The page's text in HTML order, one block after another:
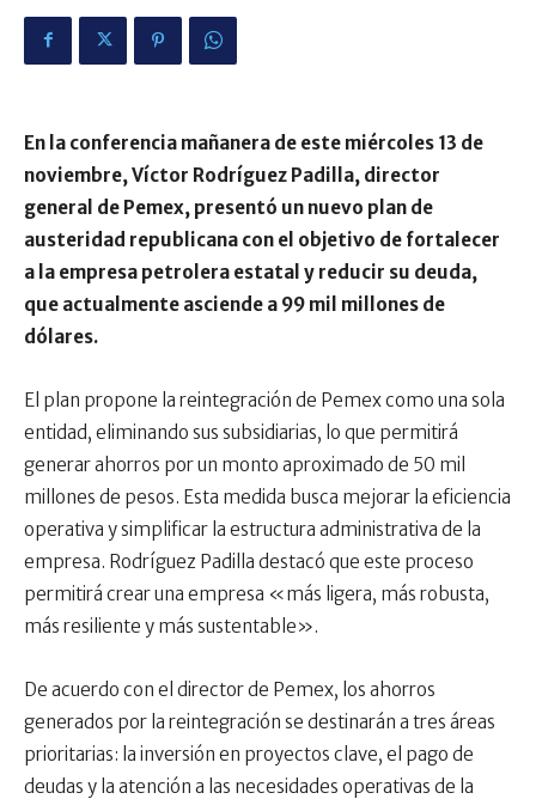
En la conferencia mañanera de este miércoles 13 de
noviembre, Víctor Rodríguez Padilla, director
general de Pemex, presentó un nuevo plan de
austeridad republicana con el objetivo de fortalecer
a la empresa petrolera estatal y reducir su deuda,
que actualmente asciende a 99 mil millones de
dólares.
El plan propone la reintegración de Pemex como una sola
entidad, eliminando sus subsidiarias, lo que permitirá
generar ahorros por un monto aproximado de 50 mil
millones de pesos. Esta medida busca mejorar la eficiencia
operativa y simplificar la estructura administrativa de la
empresa. Rodríguez Padilla destacó que este proceso
permitirá crear una empresa «más ligera, más robusta,
más resiliente y más sustentable».
De acuerdo con el director de Pemex, los ahorros
generados por la reintegración se destinarán a tres áreas
prioritarias: la inversión en proyectos clave, el pago de
deudas y la atención a las necesidades operativas de la